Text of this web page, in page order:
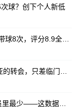
球？创下个人新低